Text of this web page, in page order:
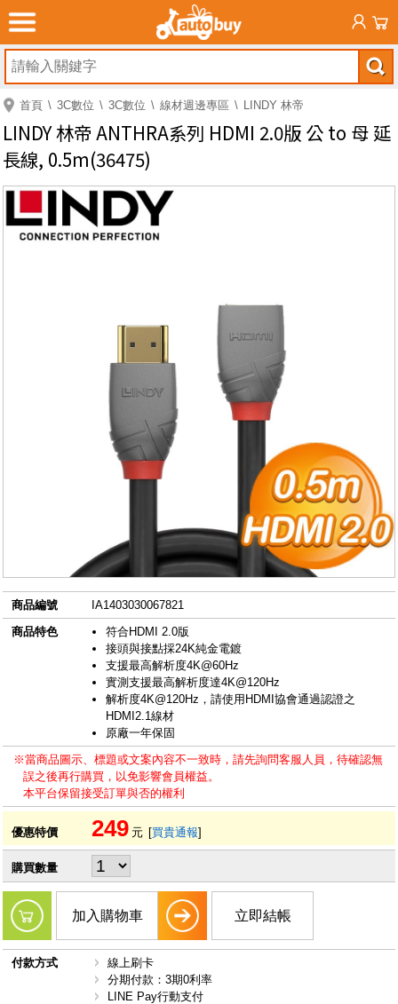
首頁 3C數位 3C數位 線材週邊專區 LINDY 林帝
LINDY 林帝 ANTHRA系列 HDMI 2.0版 公 to 母 延
長線, 0.5m(36475)
商品編號
IA1403030067821
商品特色
符合HDMI 2.0版
接頭與接點採24K純金電鍍
支援最高解析度4K@60Hz
實測支援最高解析度達4K@120Hz
解析度4K@120Hz，請使用HDMI協會通過認證之
HDMI2.1線材
原廠一年保固
※當商品圖示、標題或文案內容不一致時，請先詢問客服人員，待確認無
誤之後再行購買，以免影響會員權益。
本平台保留接受訂單與否的權利
優惠特價 249 元 [買貴通報]
購買數量
加入購物車 立即結帳
付款方式
線上刷卡
分期付款：3期0利率
LINE Pay行動支付